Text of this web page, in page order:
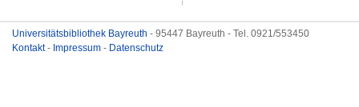
Universitätsbibliothek Bayreuth - 95447 Bayreuth - Tel. 0921/553450
Kontakt- Impressum - Datenschutz